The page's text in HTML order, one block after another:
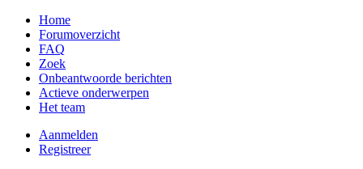
Home
Forumoverzicht
FAQ
Zoek
Onbeantwoorde berichten
Actieve onderwerpen
Het team
Aanmelden
Registreer